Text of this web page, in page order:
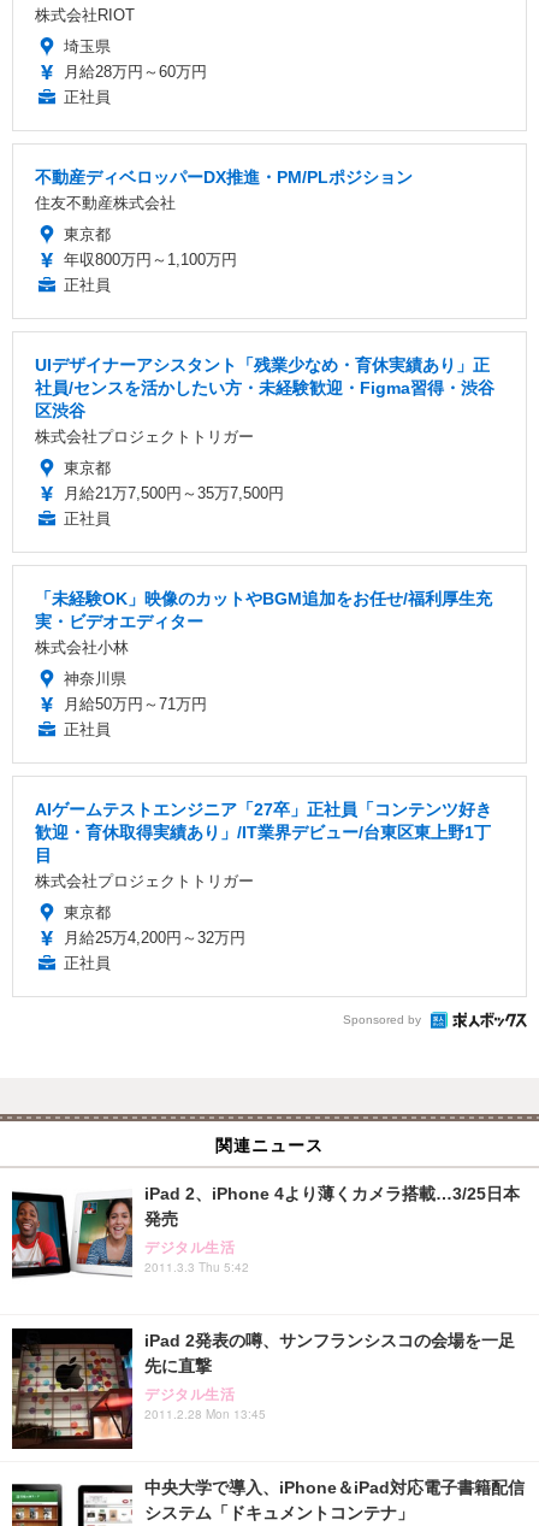
株式会社RIOT
埼玉県
月給28万円～60万円
正社員
不動産ディベロッパーDX推進・PM/PLポジション
住友不動産株式会社
東京都
年収800万円～1,100万円
正社員
UIデザイナーアシスタント「残業少なめ・育休実績あり」正
社員/センスを活かしたい方・未経験歓迎・Figma習得・渋谷
区渋谷
株式会社プロジェクトトリガー
東京都
月給21万7,500円～35万7,500円
正社員
「未経験OK」映像のカットやBGM追加をお任せ/福利厚生充
実・ビデオエディター
株式会社小林
神奈川県
月給50万円～71万円
正社員
AIゲームテストエンジニア「27卒」正社員「コンテンツ好き
歓迎・育休取得実績あり」/IT業界デビュー/台東区東上野1丁
目
株式会社プロジェクトトリガー
東京都
月給25万4,200円～32万円
正社員
Sponsored by
関連ニュース
iPad 2、iPhone 4より薄くカメラ搭載…3/25日本
発売
デジタル生活
2011.3.3 Thu 5:42
iPad 2発表の噂、サンフランシスコの会場を一足
先に直撃
デジタル生活
2011.2.28 Mon 13:45
中央大学で導入、iPhone＆iPad対応電子書籍配信
システム「ドキュメントコンテナ」